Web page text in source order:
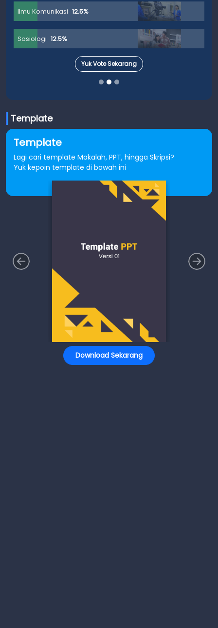
Ilmu Komunikasi 12.5%
Sosiologi 12.5%
Yuk Vote Sekarang
Template
Template
Lagi cari template Makalah, PPT, hingga Skripsi?
Yuk kepoin template di bawah ini
Download Sekarang